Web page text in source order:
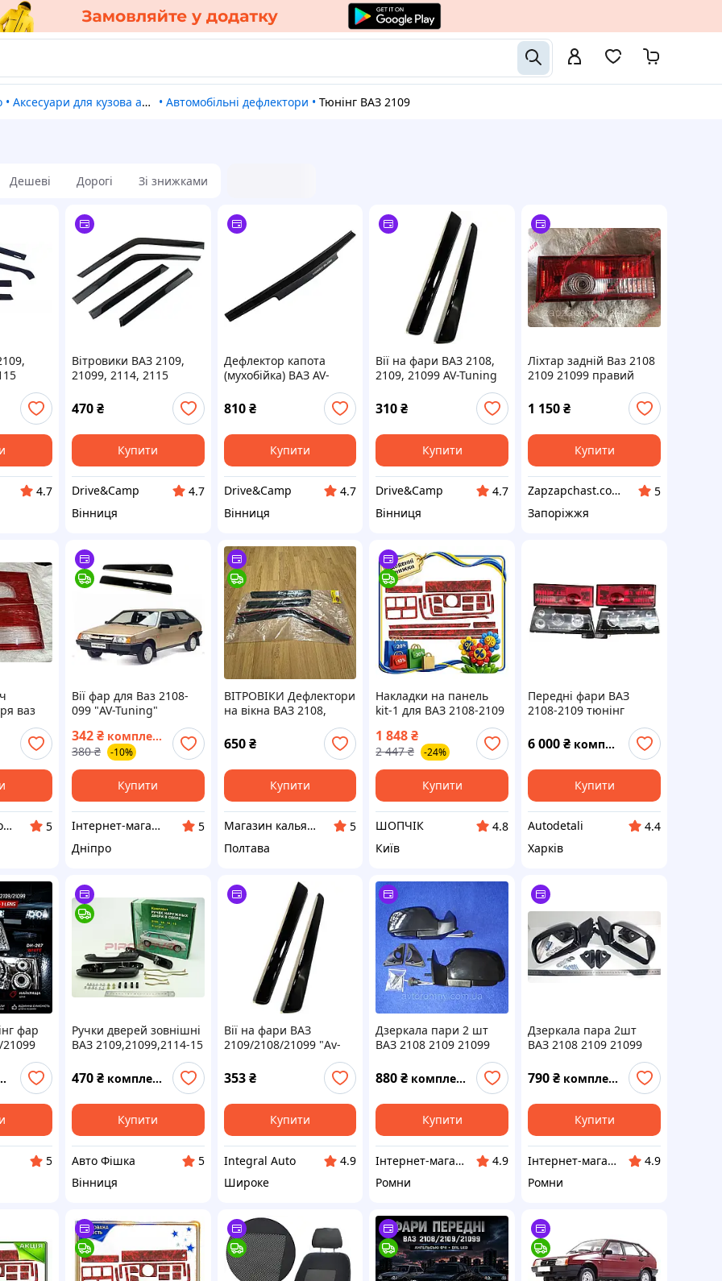
• Аксесуари для кузова автомобіля • Автомобільні дефлектори • Тюнінг ВАЗ 2109
Дешеві Дорогі Зі знижками
4.7
Вітровики ВАЗ 2109,
21099, 2114, 2115
470₴
Купити
Drive&Camp
4.7
Вінниця
Дефлектор капота
(мухобійка) ВАЗ AV-
Tuning 2108 2109 21099
810 ₴
Купити
Drive&Camp
4.7
Вінниця
Вії на фари ВАЗ 2108,
2109, 21099 AV-Tuning
310₴
Купити
Drive&Camp
4.7
Вінниця
Ліхтар задній Ваз 2108
2109 21099 правий
Світла (ФП 2108.3716-Т)
1 150₴
Купити
Zapzapchast.com.ua Интернет Магазин Автозапчастей
5
Запоріжжя
ваз
2113
правий
2108-
Zapzapchast.com.ua Интернет Магазин Автозапчастей
5
Вії фар для Ваз 2108-
099 "AV-Tuning"
342₴ комплект
380 ₴ -10%
Купити
Інтернет-магазин "Автостиль Дніпро"
5
Дніпро
ВІТРОВІКИ Дефлектори
на вікна ВАЗ 2108,
2109, 21099, 2114, 2115
ТЮНІНГ
650 ₴
Купити
Магазин кальянів DOBERMAN HOOKAH SHOP
5
Полтава
Накладки на панель
kit-1 для ВАЗ 2108-2109
пластикові самоклеючі
для авто оформлення
інтер'єру SCH_13
1 848₴
2 447 ₴ -24%
Купити
ШОПЧІК
4.8
Київ
Передні фари ВАЗ
2108-2109 тюнінг
червоні + роздільники
повороту
6 000₴ комплект
Купити
Autodetali
4.4
Харків
фар
5
Ручки дверей зовнішні
ВАЗ 2109,21099,2114-15
тюнінг Чорні к-т 4 шт.
470₴ комплект
Купити
Авто Фішка
5
Вінниця
Вії на фари ВАЗ
2109/2108/21099 "Av-
353 ₴
Купити
Integral Auto
4.9
Широке
Дзеркала пари 2 шт
ВАЗ 2108 2109 21099
2113 2114 2115 тюнінг
Vitol 3Б-3109
880₴ комплект
Купити
Інтернет-магазин "Автозапчастини Ромен"
4.9
Ромни
Дзеркала пара 2шт
ВАЗ 2108 2109 21099
2113 2114 2115 тюнінг
130525 Elegant
790₴ комплект
Купити
Інтернет-магазин "Автозапчастини Ромен"
4.9
Ромни